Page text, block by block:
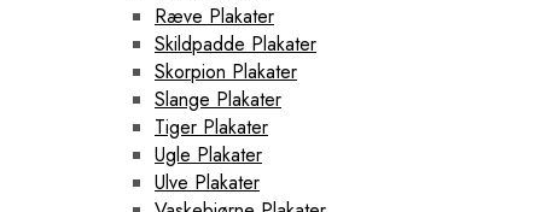
Ræve Plakater
Skildpadde Plakater
Skorpion Plakater
Slange Plakater
Tiger Plakater
Ugle Plakater
Ulve Plakater